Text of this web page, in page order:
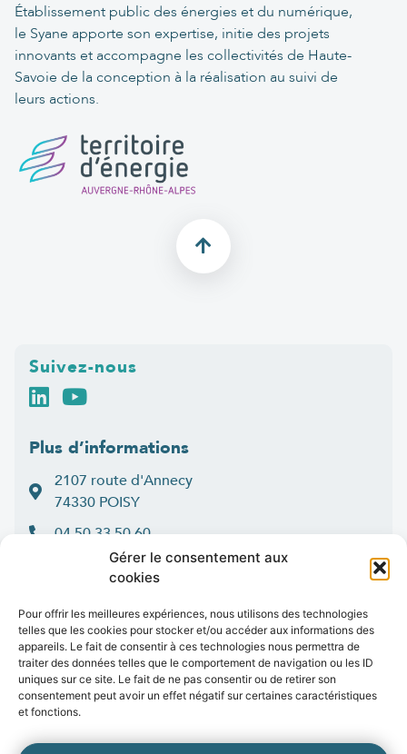
Gérer le consentement aux
cookies
Pour offrir les meilleures expériences, nous utilisons des technologies
telles que les cookies pour stocker et/ou accéder aux informations des
appareils. Le fait de consentir à ces technologies nous permettra de
traiter des données telles que le comportement de navigation ou les ID
uniques sur ce site. Le fait de ne pas consentir ou de retirer son
consentement peut avoir un effet négatif sur certaines caractéristiques
et fonctions.
Établissement public des énergies et du numérique,
le Syane apporte son expertise, initie des projets
innovants et accompagne les collectivités de Haute-
Savoie de la conception à la réalisation au suivi de
leurs actions.
Suivez-nous
Plus d’informations
2107 route d'Annecy
74330 POISY
04 50 33 50 60
Lun > jeu : 9h-12h et 14h-16h30
9h-12h et 14h-16h
Contact
Marchés publicsPressePublications VidéosOpen data